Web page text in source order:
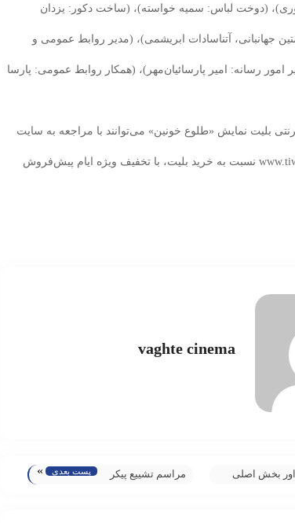
(دوخت لباس: سمیه ‌خواسته)، (ساخت دکور: یزدان
‌جهانبانی، آتنا‌سادات ابریشمی)، (مدیر روابط عمومی و
امور رسانه: امیر ‌پارسائیان‌مهر)، (همکار روابط عمومی: پارسا
بلیت نمایش «طلوع‌ خونین‌» می‌توانند با مراجعه به سایت
تیوال به آدرس www.tiwall.com نسبت به خرید بلیت، با تخفیف ویژه ایام پیش‌فروش
vaghte cinema
بخش اصلی
مراسم تشییع پیکر
پست بعدی »